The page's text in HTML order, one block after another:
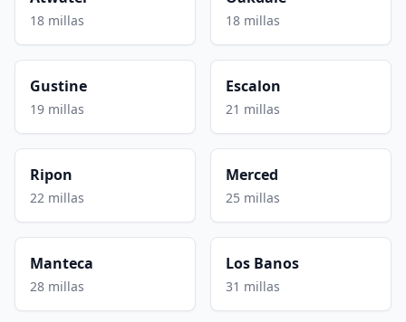
18 millas 18 millas
Gustine
19 millas
Escalon
21 millas
Ripon
22 millas
Merced
25 millas
Manteca
28 millas
Los Banos
31 millas